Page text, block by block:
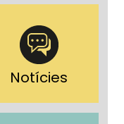
Notícies